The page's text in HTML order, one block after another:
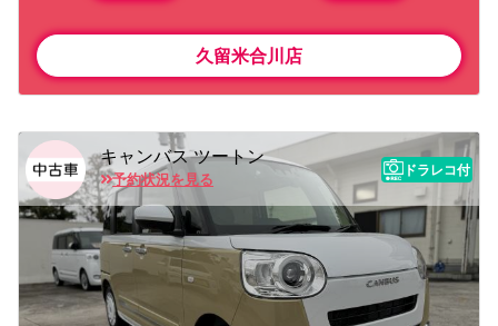
久留米合川店
キャンバス ツートン
予約状況を見る
ドラレコ付